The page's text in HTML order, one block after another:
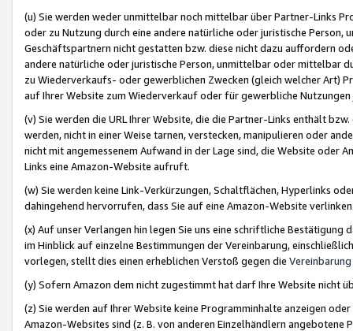
(u) Sie werden weder unmittelbar noch mittelbar über Partner-Links
oder zu Nutzung durch eine andere natürliche oder juristische
Geschäftspartnern nicht gestatten bzw. diese nicht dazu auffordern
andere natürliche oder juristische Person, unmittelbar oder mittelbar
zu Wiederverkaufs- oder gewerblichen Zwecken (gleich welcher Art)
auf Ihrer Website zum Wiederverkauf oder für gewerbliche
(v) Sie werden die URL Ihrer Website, die die Partner-Links enthält
werden, nicht in einer Weise tarnen, verstecken, manipulieren oder
nicht mit angemessenem Aufwand in der Lage sind, die Website oder
Links eine Amazon-Website aufruft.
(w) Sie werden keine Link-Verkürzungen, Schaltflächen, Hyperlinks
dahingehend hervorrufen, dass Sie auf eine Amazon-Website
(x) Auf unser Verlangen hin legen Sie uns eine schriftliche
im Hinblick auf einzelne Bestimmungen der Vereinbarung,
vorlegen, stellt dies einen erheblichen Verstoß gegen die Vereinbarung
(y) Sofern Amazon dem nicht zugestimmt hat darf Ihre Website nicht
(z) Sie werden auf Ihrer Website keine Programminhalte anzeigen
Amazon-Websites sind (z. B. von anderen Einzelhändlern